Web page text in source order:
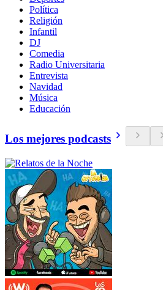
Política
Religión
Infantil
DJ
Comedia
Radio Universitaria
Entrevista
Navidad
Música
Educación
Los mejores podcasts